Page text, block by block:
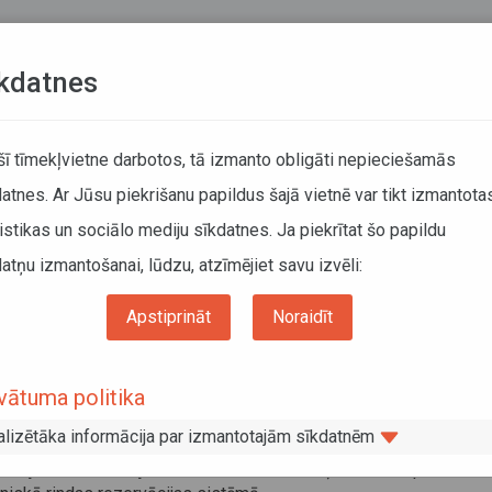
sistēma stiprinās Eiropas Savienības drošību; tās
būt jārēķinās ar ilgāku robežpārbaudes laiku
un Baltkrieviju no 15. oktobra varēs šķērsot tikai pēc
tīmekļvietne darbotos, tā izmanto obligāti nepieciešamās
Ar Jūsu piekrišanu papildus šajā vietnē var tikt
un sociālo mediju sīkdatnes. Ja piekrītat šo papildu
izmantošanai, lūdzu, atzīmējiet savu izvēli:
Apstiprināt Noraidīt
politika
informācija par izmantotajām sīkdatnēm